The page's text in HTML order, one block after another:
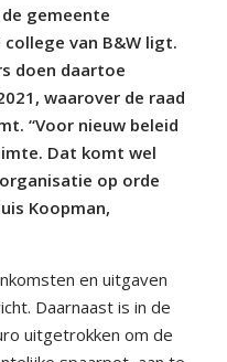
gemeente
van B&W ligt.
doen daartoe
waarover de raad
“Voor nieuw beleid
Dat komt wel
op orde
Koopman,
en uitgaven
Daarnaast is in de
uitgetrokken om de